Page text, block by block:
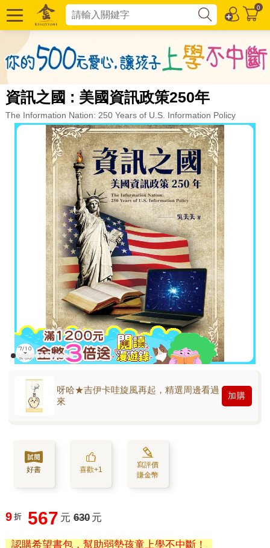
0
資訊之國 : 美國資訊政策250年
The Information Nation: 250 Years of U.S. Information Policy
呀哈★吉伊卡哇旋風再起，精選周邊看過
來
加購
好書 喜歡+1
寫評價
賺金幣
9 折 567 元 630 元
認購希望書包，幫助弱勢孩童上學不中斷！